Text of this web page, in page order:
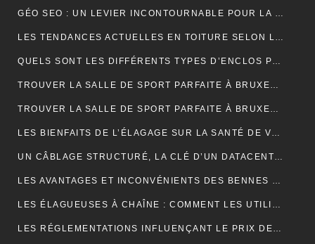
GÉO SEO : UN LEVIER INCONTOURNABLE POUR LA VISIBILITÉ LOCALE
LES TENDANCES ACTUELLES EN TOITURE SELON LES COUVREURS EXPÉRIMENTÉS
QUELS SONT LES DIFFÉRENTS TYPES D’ENCLOS POUR ANIMAUX ?
TROUVER LA SALLE DE SPORT PARFAITE À BRUXELLES : BIEN PLUS QU’UNE QUESTION D’ADRESSE
TROUVER LA SALLE DE SPORT PARFAITE À BRUXELLES : BIEN PLUS QU’UNE QUESTION D’ADRESSE
LES BIENFAITS DE L’ÉLAGAGE SUR LA SANTÉ DE VOS ARBRES
UN CÂBLAGE STRUCTURÉ, LA CLÉ D’UN DATACENTER MAINTENABLE
LES AVANTAGES ET INCONVÉNIENTS DES BENNES DE LOCATION À PRIX RÉDUIT
LES ÉLAGUEUSES À CHAÎNE : COMMENT LES UTILISER EFFICACEMENT
LES RÉGLEMENTATIONS INFLUENÇANT LE PRIX DES DÉCHARGES DE BENNE